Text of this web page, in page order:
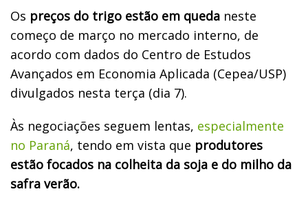
Os preços do trigo estão em queda neste
começo de março no mercado interno, de
acordo com dados do Centro de Estudos
Avançados em Economia Aplicada (Cepea/USP)
divulgados nesta terça (dia 7).
Às negociações seguem lentas, especialmente
no Paraná, tendo em vista que produtores
estão focados na colheita da soja e do milho da
safra verão.